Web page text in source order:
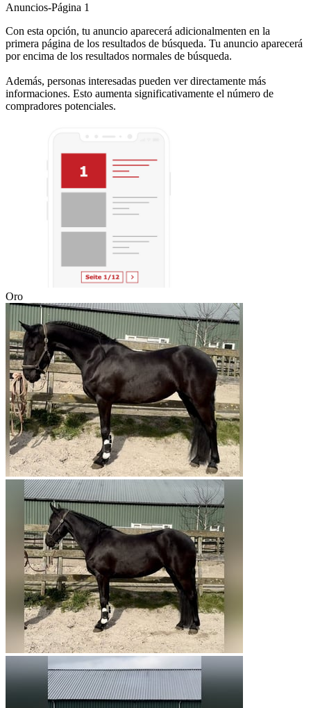
Anuncios-Página 1
Con esta opción, tu anuncio aparecerá adicionalmenten en la
primera página de los resultados de búsqueda. Tu anuncio aparecerá
por encima de los resultados normales de búsqueda.
Además, personas interesadas pueden ver directamente más
informaciones. Esto aumenta significativamente el número de
compradores potenciales.
Oro